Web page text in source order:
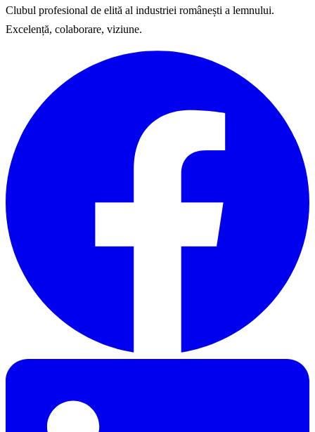
Clubul profesional de elită al industriei românești a lemnului.
Excelență, colaborare, viziune.